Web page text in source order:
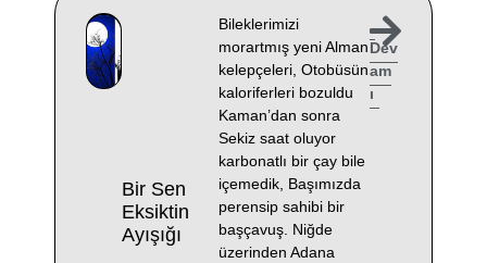
Bir Sen
Eksiktin
Ayışığı
Bileklerimizi
morartmış yeni Alman
kelepçeleri, Otobüsün
kaloriferleri bozuldu
Kaman’dan sonra
Sekiz saat oluyor
karbonatlı bir çay bile
içemedik, Başımızda
perensip sahibi bir
başçavuş. Niğde
üzerinden Adana
Dev
am
ı